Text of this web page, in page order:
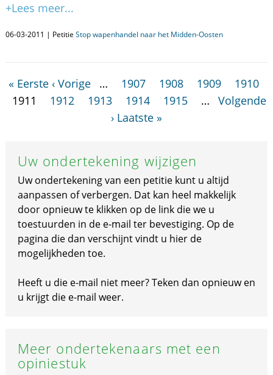
+Lees meer...
06-03-2011 | Petitie Stop wapenhandel naar het Midden-Oosten
« Eerste ‹ Vorige … 1907 1908 1909
1910
1911
1912 1913 1914 1915 …
Volgende
› Laatste »
Uw ondertekening wijzigen
Uw ondertekening van een petitie kunt u altijd
aanpassen of verbergen. Dat kan heel makkelijk
door opnieuw te klikken op de link die we u
toestuurden in de e-mail ter bevestiging. Op de
pagina die dan verschijnt vindt u hier de
mogelijkheden toe.
Heeft u die e-mail niet meer? Teken dan opnieuw en
u krijgt die e-mail weer.
Meer ondertekenaars met een
opiniestuk